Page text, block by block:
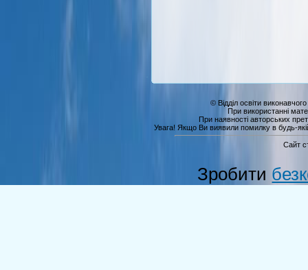
© Відділ освіти
При використанні
При наявності авторських
Увага! Якщо Ви виявили помилку в будь-якій
Сайт
Зробити